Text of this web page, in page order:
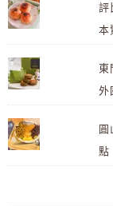
評
本
東
外
圓
點